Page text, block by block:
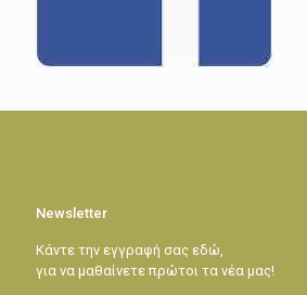
Newsletter
Κάντε την εγγραφή σας εδώ,
για να μαθαίνετε πρώτοι τα νέα μας!